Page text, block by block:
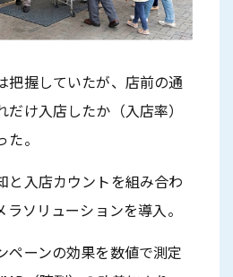
把握していたが、店前の通
だけ入店したか（入店率）
。
と入店カウントを組み合わ
ラソリューションを導入。
ペーンの効果を数値で測定